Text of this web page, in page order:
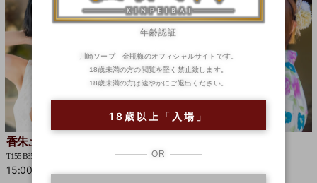
香朱こうしゅ
T155 B85(D)W56H87
15:00
T155 B84(E)W54H83
年齢認証
川崎ソープ 金瓶梅のオフィシャルサイトです。
18歳未満の方の閲覧を堅く禁止致します。
18歳未満の方は速やかにご退出ください。
18歳以上「入場」
OR